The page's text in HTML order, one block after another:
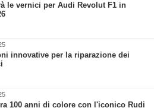
le vernici per Audi Revolut F1 in
innovative per la riparazione dei
100 anni di colore con l'iconico Rudi